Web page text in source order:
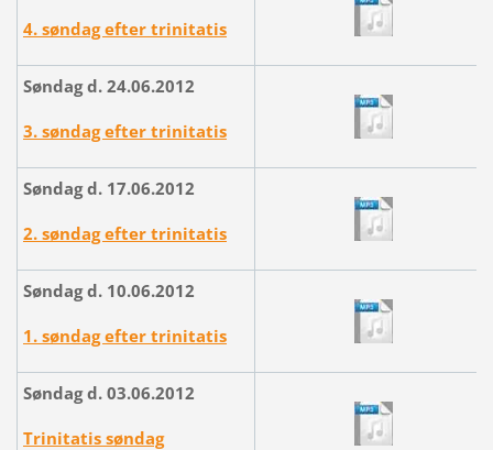
4. søndag efter trinitatis
Søndag d. 24.06.2012
3. søndag efter trinitatis
Søndag d. 17.06.2012
2. søndag efter trinitatis
Søndag d. 10.06.2012
1. søndag efter trinitatis
Søndag d. 03.06.2012
Trinitatis søndag